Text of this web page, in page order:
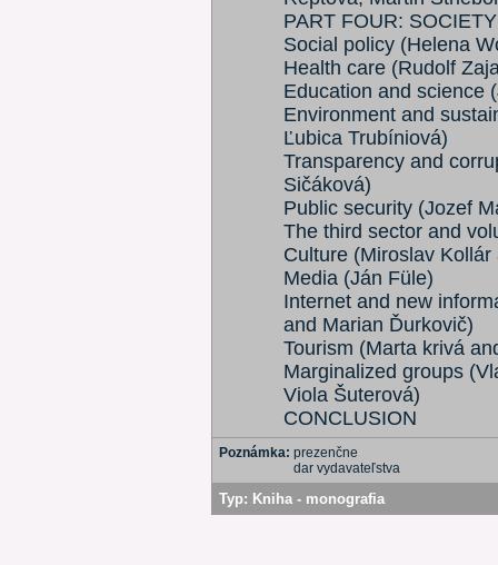
PART FOUR: SOCIETY
Social policy (Helena
Health care (Rudolf
Education and science
Environment and
Ľubica Trubíniová)
Transparency and
Sičáková)
Public security (Jozef
The third sector and
Culture (Miroslav
Media (Ján Füle)
Internet and new
and Marian Ďurkovič)
Tourism (Marta krivá
Marginalized groups
Viola Šuterová)
CONCLUSION
Poznámka: prezenčne
dar vydavateľstva
Typ: Kniha - monografia